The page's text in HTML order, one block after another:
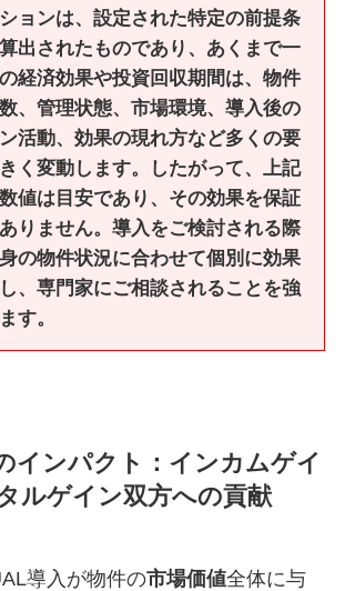
ョンは、設定された特定の前提条
出されたものであり、あくまで一
経済効果や投資回収期間は、物件
、管理状態、市場環境、導入後の
活動、効果の現れ方など多くの要
く変動します。したがって、上記
値は目安であり、その効果を保証
りません。導入をご検討される際
の物件状況に合わせて個別に効果
、専門家にご相談されることを強
す。
インパクト：インカムゲイ
ルゲイン双方への貢献
導入が物件の市場価値全体に与